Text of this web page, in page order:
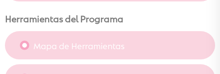
Herramientas del Programa
Mapa de Herramientas